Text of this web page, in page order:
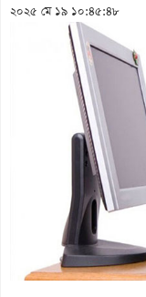
২০২৫ মে ১৯ ১০:৪৫:৪৮